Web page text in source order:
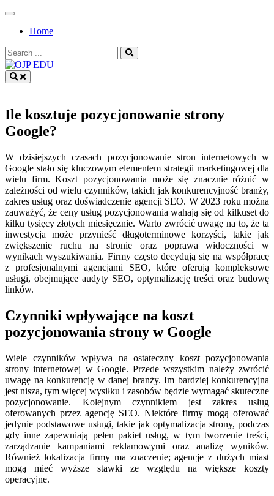
Skip
contentHome
Search
for:
Ile kosztuje pozycjonowanie strony
Google?
W dzisiejszych czasach pozycjonowanie stron internetowych w
Google stało się kluczowym elementem strategii marketingowej dla
wielu firm. Koszt pozycjonowania może się znacznie różnić w
zależności od wielu czynników, takich jak konkurencyjność branży,
zakres usług oraz doświadczenie agencji SEO. W 2023 roku można
zauważyć, że ceny usług pozycjonowania wahają się od kilkuset do
kilku tysięcy złotych miesięcznie. Warto zwrócić uwagę na to, że ta
inwestycja może przynieść długoterminowe korzyści, takie jak
zwiększenie ruchu na stronie oraz poprawa widoczności w
wynikach wyszukiwania. Firmy często decydują się na współpracę
z profesjonalnymi agencjami SEO, które oferują kompleksowe
usługi, obejmujące audyty SEO, optymalizację treści oraz budowę
linków.
Czynniki wpływające na koszt
pozycjonowania strony w Google
Wiele czynników wpływa na ostateczny koszt pozycjonowania
strony internetowej w Google. Przede wszystkim należy zwrócić
uwagę na konkurencję w danej branży. Im bardziej konkurencyjna
jest nisza, tym więcej wysiłku i zasobów będzie wymagać skuteczne
pozycjonowanie. Kolejnym czynnikiem jest zakres usług
oferowanych przez agencję SEO. Niektóre firmy mogą oferować
jedynie podstawowe usługi, takie jak optymalizacja strony, podczas
gdy inne zapewniają pełen pakiet usług, w tym tworzenie treści,
zarządzanie kampaniami reklamowymi oraz analizę wyników.
Również lokalizacja firmy ma znaczenie; agencje z dużych miast
mogą mieć wyższe stawki ze względu na większe koszty
operacyjne.